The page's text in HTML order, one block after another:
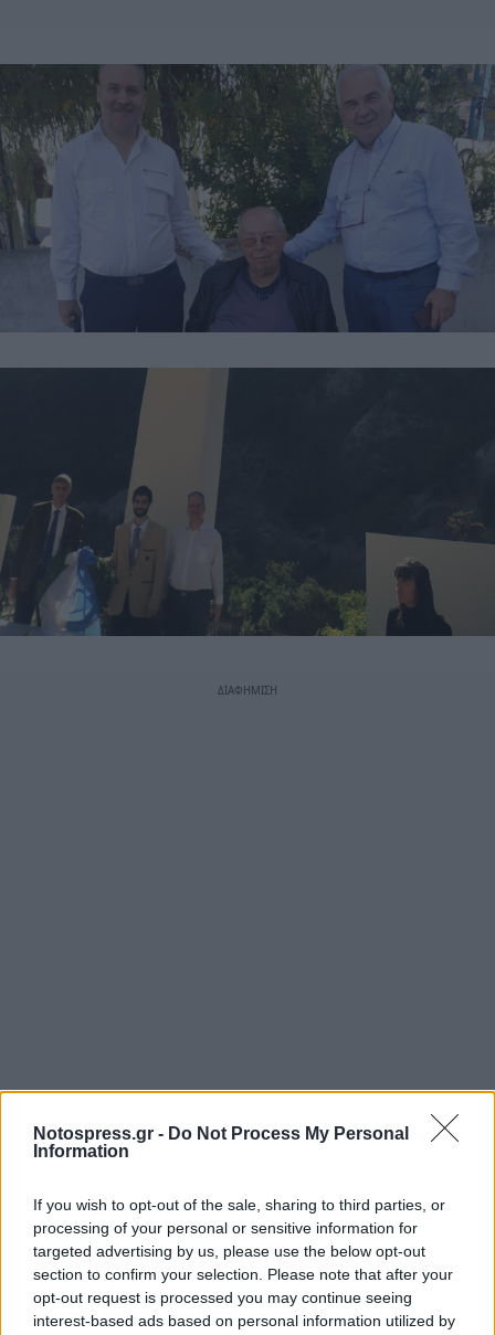
Notospress.gr - Do Not Process My Personal
Information
If you wish to opt-out of the sale, sharing to third parties, or
processing of your personal or sensitive information for
targeted advertising by us, please use the below opt-out
section to confirm your selection. Please note that after your
opt-out request is processed you may continue seeing
interest-based ads based on personal information utilized by